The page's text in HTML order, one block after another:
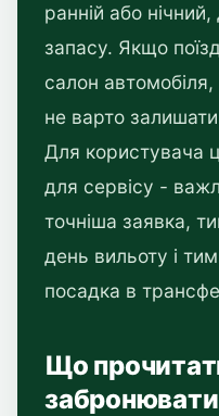
ранній або
запасу. Якщо
салон автомобіля,
не варто
Для користувача
для сервісу -
точніша заявка,
день вильоту і
посадка в
Що
забронювати